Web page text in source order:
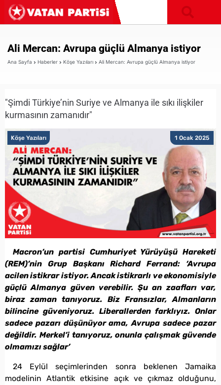
Ali Mercan: Avrupa güçlü Almanya istiyor
Ana Sayfa Haberler Köşe Yazıları Ali Mercan: Avrupa güçlü Almanya istiyor
"Şimdi Türkiye’nin Suriye ve Almanya ile sıkı ilişkiler
kurmasının zamanıdır"
1 Ocak 2025
Köşe Yazıları
Macron’un partisi Cumhuriyet Yürüyüşü Hareketi
(REM)’nin Grup Başkanı Richard Ferrand: ‘Avrupa
acilen istikrar istiyor. Ancak istikrarlı ve ekonomisiyle
güçlü Almanya güven verebilir. Şu an zaafları var,
biraz zaman tanıyoruz. Biz Fransızlar, Almanların
bilincine güveniyoruz. Liberallerden farklıyız. Onlar
sadece pazarı düşünüyor ama, Avrupa sadece pazar
değildir. Merkel’i tanıyoruz, onunla çalışmak güvende
olmamızı sağlar’
24 Eylül seçimlerinden sonra beklenen Jamaika
modelinin Atlantik etkisine açık ve çıkmaz olduğunu,